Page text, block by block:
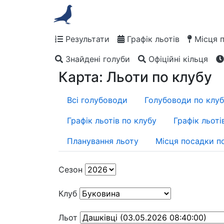
Результати Графік льотів
Місця
Знайдені голуби
Офіційні кільця
Карта: Льоти по клубу
Всі голубоводи Голубоводи по
Графік льотів по клубу Графік
Планування льоту Місця посадки
Cезон
Клуб
Льот